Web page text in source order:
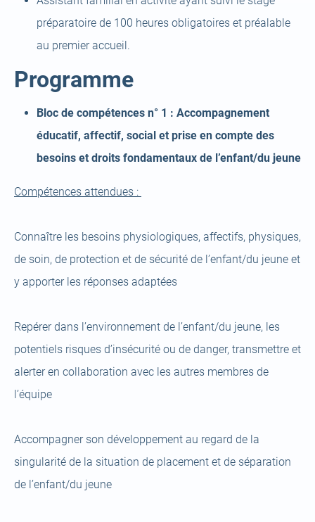
préparatoire de 100 heures obligatoires et préalable
au premier accueil.
Programme
Bloc de compétences n° 1 : Accompagnement
éducatif, affectif, social et prise en compte des
besoins et droits fondamentaux de l’enfant/du jeune
Compétences attendues :
Connaître les besoins physiologiques, affectifs, physiques,
de soin, de protection et de sécurité de l’enfant/du jeune et
y apporter les réponses adaptées
Repérer dans l’environnement de l’enfant/du jeune, les
potentiels risques d’insécurité ou de danger, transmettre et
alerter en collaboration avec les autres membres de
l’équipe
Accompagner son développement au regard de la
singularité de la situation de placement et de séparation
de l’enfant/du jeune